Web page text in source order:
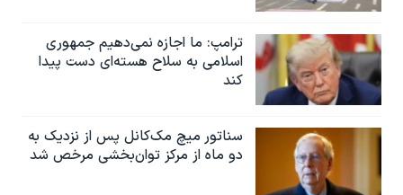
ترامپ: ما اجازه نمی‌دهیم جمهوری
اسلامی به سلاح هسته‌ای دست پیدا
کند
سناتور میچ مک‌کانل پس از نزدیک به
دو ماه از مرکز توان‌بخشی مرخص شد